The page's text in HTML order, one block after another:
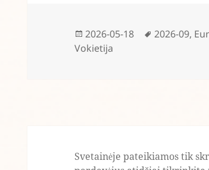
Paskelbta
2026-05-18 Žymos
2026-09,
Vokietija
Svetainėje pateikiamos tik